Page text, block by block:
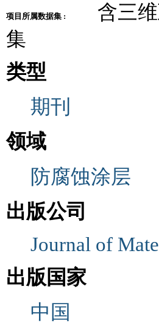
项目所属数据集 :
含三
集
类型
期刊
领域
防腐蚀涂层
出版公司
Journal of
出版国家
中国